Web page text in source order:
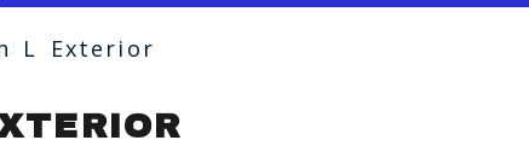
L Exterior